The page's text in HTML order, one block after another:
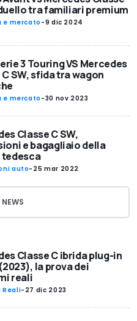
tra familiari premium
mercato -9 dic 2024
3 Touring VS Mercedes
SW, sfida tra wagon
mercato-30 nov 2023
Classe C SW,
e bagagliaio della
auto- 25 mar 2022
Classe C ibrida plug-in
la prova dei
reali
Reali- 27 dic 2023